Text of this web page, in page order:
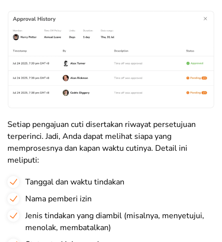
Setiap pengajuan cuti disertakan riwayat persetujuan
terperinci. Jadi, Anda dapat melihat siapa yang
memprosesnya dan kapan waktu cutinya. Detail ini
meliputi:
Tanggal dan waktu tindakan
Nama pemberi izin
Jenis tindakan yang diambil (misalnya, menyetujui,
menolak, membatalkan)